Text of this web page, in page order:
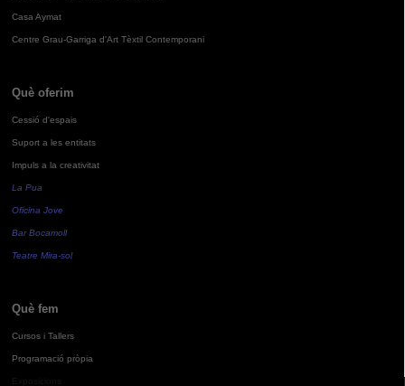
Casa Aymat
Centre Grau-Garriga d'Art Tèxtil Contemporani
Què oferim
Cessió d'espais
Suport a les entitats
Impuls a la creativitat
La Pua
Oficina Jove
Bar Bocamoll
Teatre Mira-sol
Què fem
Cursos i Tallers
Programació pròpia